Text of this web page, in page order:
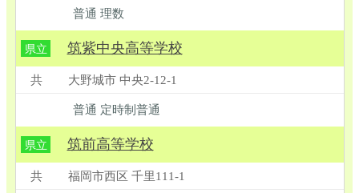
普通 理数
県立 筑紫中央高等学校
共 大野城市 中央2-12-1
普通 定時制普通
県立 筑前高等学校
共 福岡市西区 千里111-1